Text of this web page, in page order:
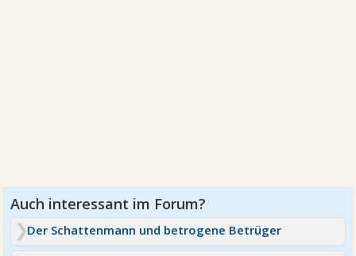
Der Schattenmann und betrogene Betrüger